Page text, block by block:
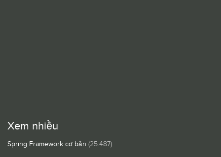
Xem nhiều
Spring Framework cơ bản (25.487)